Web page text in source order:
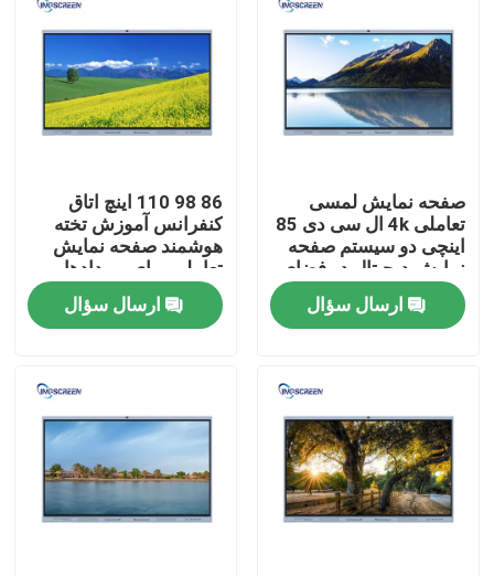
محصولات
فیلم های
کارخانه تور
صفحه نمایش لمسی
تعاملی 4k ال سی دی 85
اینچی دو سیستم صفحه
نمایش دیجیتال در فضای
باز
ارسال سؤال
86 98 110 اینچ اتاق
کنفرانس آموزش تخته
هوشمند صفحه نمایش
تعاملی برای رویدادها
ارسال سؤال